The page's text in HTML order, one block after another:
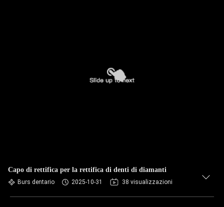
Capo di rettifica per la rettifica di denti di diamanti
Burs dentario 2025-10-31 38 visualizzazioni